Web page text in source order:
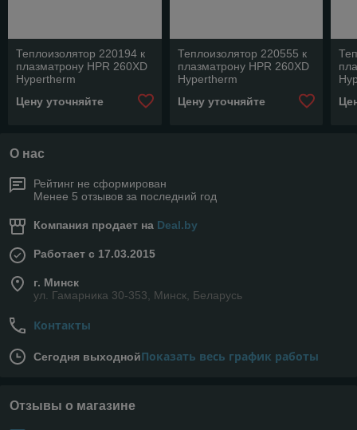
Теплоизолятор 220194 к
плазматрону HPR 260XD
Hypertherm
Цену уточняйте
Теплоизолятор 220555 к
плазматрону HPR 260XD
Hypertherm
Цену уточняйте
О нас
Рейтинг не сформирован
Менее 5 отзывов за последний год
Компания продает на Deal.by
Работает с 17.03.2015
г. Минск
ул. Гамарника 30-353, Минск, Беларусь
Контакты
Сегодня выходнойПоказать весь график работы
Отзывы о магазине